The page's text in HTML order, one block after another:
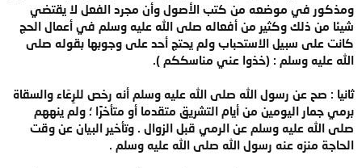
ومذكور في موضعه من كتب الأصول وأن مجرد الفعل لا يقتضي
شيئا من ذلك وكثير من أفعاله صلى الله عليه وسلم في أعمال الحج
كانت على سبيل الاستحباب ولم يحتج أحد على وجوبها بقوله صلى
الله عليه وسلم : (خذوا عني مناسككم ).
ثانيا : صح عن رسول الله صلى الله عليه وسلم أنه رخص للرِعَاء والسقاة
برمي جمار اليومين من أيام التشريق متقدما أو متأخرًا ؛ ولم ينههم
صلى الله عليه وسلم عن الرمي قبل الزوال . وتأخير البيان عن وقت
الحاجة منزه عنه رسول الله صلى الله عليه وسلم .